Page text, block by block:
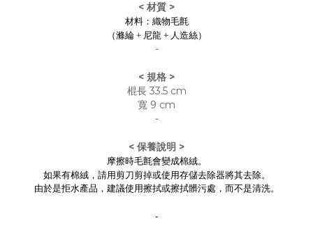
< 材質 >
材料：織物毛氈
（滌綸 + 尼龍 + 人造絲）
-
< 規格 >
棍長 33.5 cm
寬 9 cm
-
< 保養說明 >
摩擦時毛氈會變成棉絨。
如果有棉絨，請用剪刀剪掉或使用存儲去除器將其去除。
由於是拒水產品，建議使用擦拭或擦拭髒污處，而不是清洗。
-